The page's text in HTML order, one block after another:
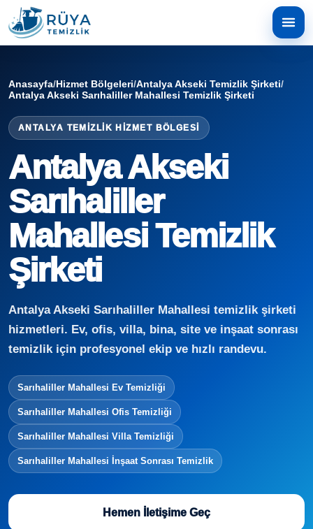
Anasayfa/Hizmet Bölgeleri/Antalya Akseki Temizlik Şirketi/
Antalya Akseki Sarıhaliller Mahallesi Temizlik Şirketi
ANTALYA TEMIZLIK HIZMET BÖLGESI
Antalya Akseki
Sarıhaliller
Mahallesi Temizlik
Şirketi
Antalya Akseki Sarıhaliller Mahallesi temizlik şirketi
hizmetleri. Ev, ofis, villa, bina, site ve inşaat sonrası
temizlik için profesyonel ekip ve hızlı randevu.
Sarıhaliller Mahallesi Ev Temizliği
Sarıhaliller Mahallesi Ofis Temizliği
Sarıhaliller Mahallesi Villa Temizliği
Sarıhaliller Mahallesi İnşaat Sonrası Temizlik
Hemen İletişime Geç